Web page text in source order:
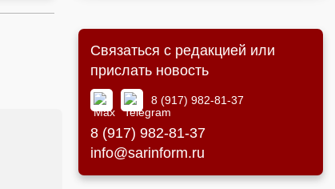
Связаться с редакцией или
прислать новость
8 (917) 982-81-37
8 (917) 982-81-37
info@sarinform.ru